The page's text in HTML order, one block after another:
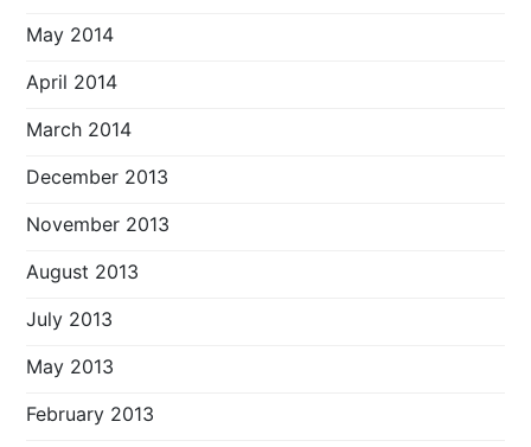
May 2014
April 2014
March 2014
December 2013
November 2013
August 2013
July 2013
May 2013
February 2013